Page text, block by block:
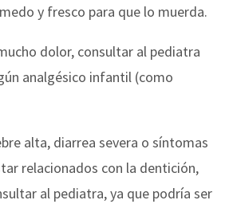
y fresco para que lo muerda.
dolor, consultar al pediatra
analgésico infantil (como
alta, diarrea severa o síntomas
relacionados con la dentición,
al pediatra, ya que podría ser